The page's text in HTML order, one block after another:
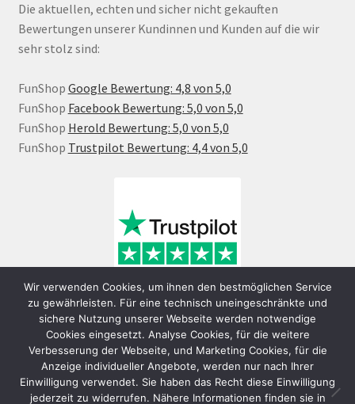
Die aktuellen, echten und sicher nicht gekauften
Bewertungen unserer Kundinnen und Kunden auf die wir
sehr stolz sind:
FunShop Google Bewertung: 4,8 von 5,0
FunShop Facebook Bewertung: 5,0 von 5,0
FunShop Herold Bewertung: 5,0 von 5,0
FunShop Trustpilot Bewertung: 4,4 von 5,0
Wir verwenden Cookies, um ihnen den bestmöglichen Service
zu gewährleisten. Für eine technisch uneingeschränkte und
sichere Nutzung unserer Webseite werden notwendige
Cookies eingesetzt. Analyse Cookies, für die weitere
Verbesserung der Webseite, und Marketing Cookies, für die
Anzeige individueller Angebote, werden nur nach Ihrer
Einwilligung verwendet. Sie haben das Recht diese Einwilligung
jederzeit zu widerrufen. Nähere Informationen finden sie in